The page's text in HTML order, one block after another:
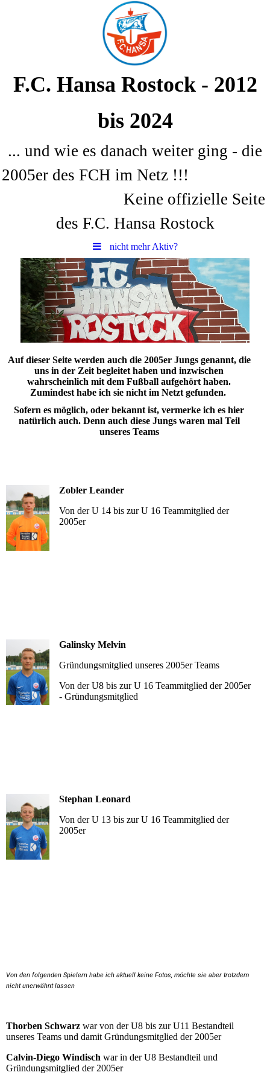
F.C. Hansa Rostock - 2012
bis 2024
... und wie es danach weiter ging - die
2005er des FCH im Netz !!!
Keine offizielle Seite
des F.C. Hansa Rostock
nicht mehr Aktiv?
Auf dieser Seite werden auch die 2005er Jungs genannt, die
uns in der Zeit begleitet haben und inzwischen
wahrscheinlich mit dem Fußball aufgehört haben.
Zumindest habe ich sie nicht im Netzt gefunden.
Sofern es möglich, oder bekannt ist, vermerke ich es hier
natürlich auch. Denn auch diese Jungs waren mal Teil
unseres Teams
Zobler Leander
Von der U 14 bis zur U 16 Teammitglied der
2005er
Galinsky Melvin
Gründungsmitglied unseres 2005er Teams
Von der U8 bis zur U 16 Teammitglied der 2005er
- Gründungsmitglied
Stephan Leonard
Von der U 13 bis zur U 16 Teammitglied der
2005er
Von den folgenden Spielern habe ich aktuell keine Fotos, möchte sie aber trotzdem
nicht unerwähnt lassen
Thorben Schwarz war von der U8 bis zur U11 Bestandteil
unseres Teams und damit Gründungsmitglied der 2005er
Calvin-Diego Windisch war in der U8 Bestandteil und
Gründungsmitglied der 2005er